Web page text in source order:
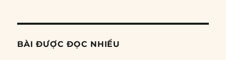
BÀI ĐƯỢC ĐỌC NHIỀU